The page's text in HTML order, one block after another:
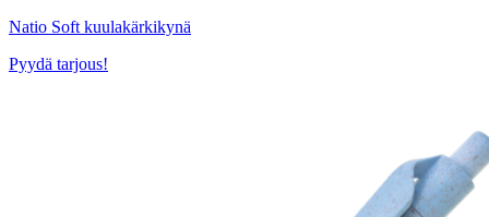
Natio Soft kuulakärkikynä
Pyydä tarjous!